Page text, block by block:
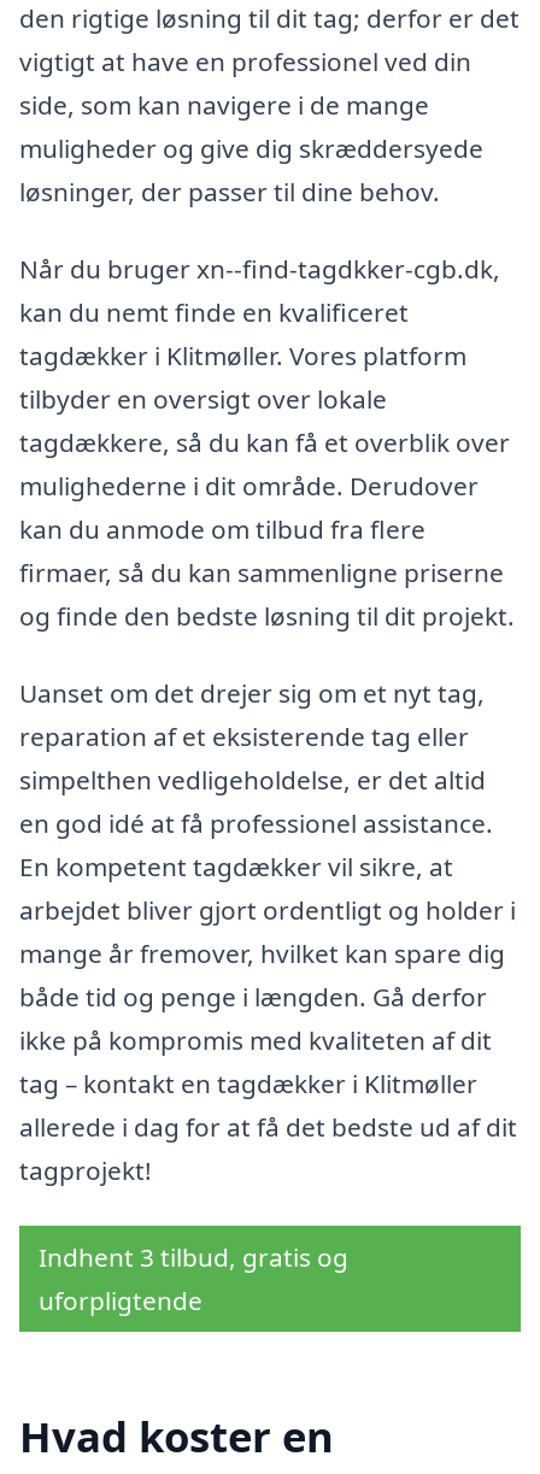
den rigtige løsning til dit tag; derfor er det
vigtigt at have en professionel ved din
side, som kan navigere i de mange
muligheder og give dig skræddersyede
løsninger, der passer til dine behov.
Når du bruger xn--find-tagdkker-cgb.dk,
kan du nemt finde en kvalificeret
tagdækker i Klitmøller. Vores platform
tilbyder en oversigt over lokale
tagdækkere, så du kan få et overblik over
mulighederne i dit område. Derudover
kan du anmode om tilbud fra flere
firmaer, så du kan sammenligne priserne
og finde den bedste løsning til dit projekt.
Uanset om det drejer sig om et nyt tag,
reparation af et eksisterende tag eller
simpelthen vedligeholdelse, er det altid
en god idé at få professionel assistance.
En kompetent tagdækker vil sikre, at
arbejdet bliver gjort ordentligt og holder i
mange år fremover, hvilket kan spare dig
både tid og penge i længden. Gå derfor
ikke på kompromis med kvaliteten af dit
tag – kontakt en tagdækker i Klitmøller
allerede i dag for at få det bedste ud af dit
tagprojekt!
Indhent 3 tilbud, gratis og
uforpligtende
Hvad koster en